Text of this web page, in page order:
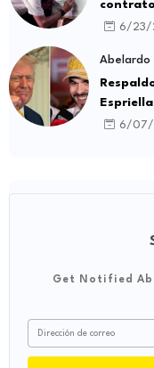
6/23/
Abelardo
6/07/
Get Notified